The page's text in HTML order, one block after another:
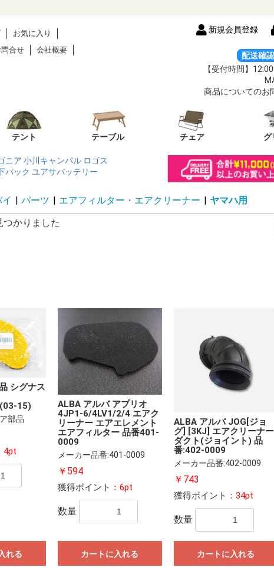
お気に入り
問合せ 会社概要
新規会員登録
配送確
【受付時間】
商品についてのお
テント テーブル チェア グ
ニア 小川キャンパル ロゴス
パック ユアサバッテリー
パーツ エアフィルター・エアクリーナー
ヤマハ用
つかりました
シグナス
15)
部品
4pt
れる
ALBA アルバ アプリオ
4JP1-6/4LV1/2/4 エアク
リーナー エアエレメント
エアフィルター 品番401-
0009
メーカー品番:401-0009
￥594
獲得ポイント ：6pt
数量
カートに入れる
ALBA アルバ JOG[ジョ
グ] [3KJ] エアクリーナー
ダクト(ジョイント) 品
番:402-0009
メーカー品番:402-0009
￥743
獲得ポイント ：34pt
数量
カートに入れる